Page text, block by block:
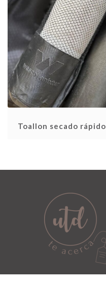
Toallon secado rápido